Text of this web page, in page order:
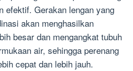
efektif. Gerakan lengan yang
akan menghasilkan
besar dan mengangkat tubuh
air, sehingga perenang
cepat dan lebih jauh.